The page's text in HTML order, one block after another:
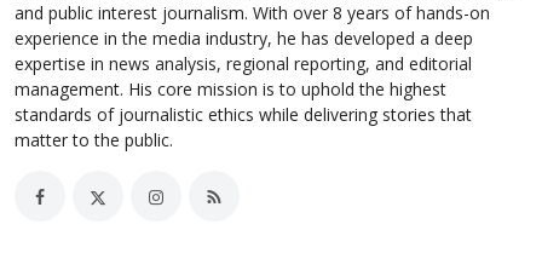
and public interest journalism. With over 8 years of hands-on
experience in the media industry, he has developed a deep
expertise in news analysis, regional reporting, and editorial
management. His core mission is to uphold the highest
standards of journalistic ethics while delivering stories that
matter to the public.